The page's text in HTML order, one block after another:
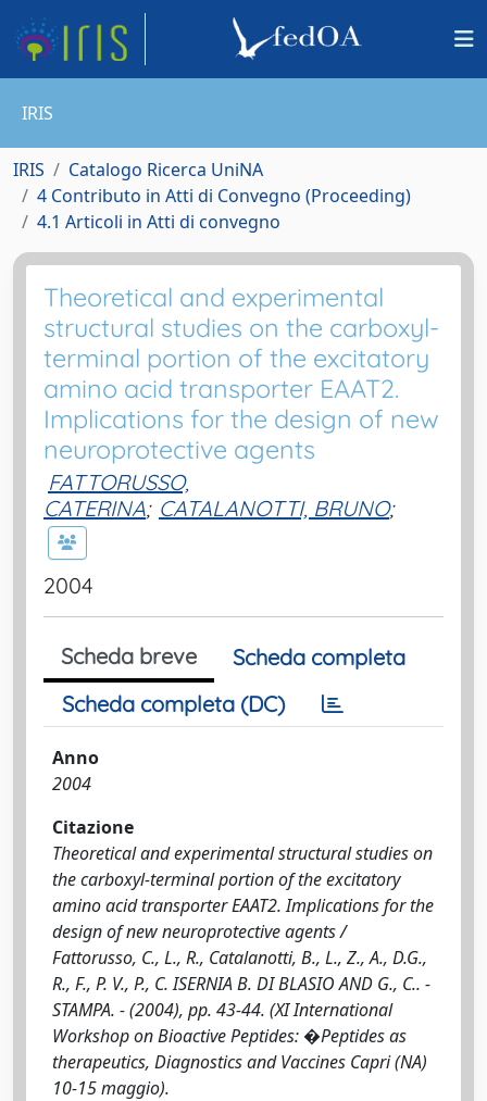
IRIS
IRIS
Catalogo Ricerca UniNA
4 Contributo in Atti di Convegno (Proceeding)
4.1 Articoli in Atti di convegno
Theoretical and experimental
structural studies on the carboxyl-
terminal portion of the excitatory
amino acid transporter EAAT2.
Implications for the design of new
neuroprotective agents
FATTORUSSO,
CATERINA; CATALANOTTI, BRUNO;
2004
Scheda breve
Scheda completa
Scheda completa (DC)
Anno
2004
Citazione
Theoretical and experimental structural studies on
the carboxyl-terminal portion of the excitatory
amino acid transporter EAAT2. Implications for the
design of new neuroprotective agents /
Fattorusso, C., L., R., Catalanotti, B., L., Z., A., D.G.,
R., F., P. V., P., C. ISERNIA B. DI BLASIO AND G., C.. -
STAMPA. - (2004), pp. 43-44. (XI International
Workshop on Bioactive Peptides: �Peptides as
therapeutics, Diagnostics and Vaccines Capri (NA)
10-15 maggio).